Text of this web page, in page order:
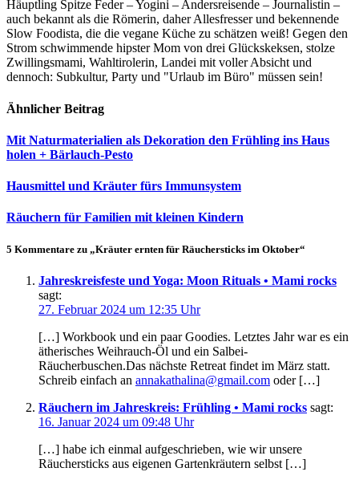
Häuptling Spitze Feder – Yogini – Andersreisende – Journalistin –
auch bekannt als die Römerin, daher Allesfresser und bekennende
Slow Foodista, die die vegane Küche zu schätzen weiß! Gegen den
Strom schwimmende hipster Mom von drei Glückskeksen, stolze
Zwillingsmami, Wahltirolerin, Landei mit voller Absicht und
dennoch: Subkultur, Party und "Urlaub im Büro" müssen sein!
Ähnlicher Beitrag
Mit Naturmaterialien als Dekoration den Frühling ins Haus
holen + Bärlauch-Pesto
Hausmittel und Kräuter fürs Immunsystem
Räuchern für Familien mit kleinen Kindern
5 Kommentare zu „Kräuter ernten für Räuchersticks im Oktober“
Jahreskreisfeste und Yoga: Moon Rituals • Mami rocks
sagt:
27. Februar 2024 um 12:35 Uhr
[…] Workbook und ein paar Goodies. Letztes Jahr war es ein
ätherisches Weihrauch-Öl und ein Salbei-
Räucherbuschen.Das nächste Retreat findet im März statt.
Schreib einfach an annakathalina@gmail.com oder […]
Räuchern im Jahreskreis: Frühling • Mami rocks sagt:
16. Januar 2024 um 09:48 Uhr
[…] habe ich einmal aufgeschrieben, wie wir unsere
Räuchersticks aus eigenen Gartenkräutern selbst […]